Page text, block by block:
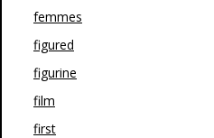
femmes
figured
figurine
film
first